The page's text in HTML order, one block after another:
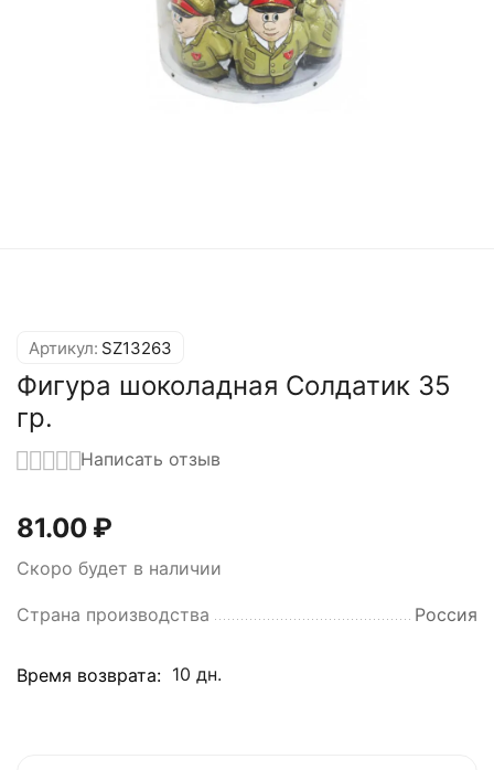
Артикул: SZ13263
Фигура шоколадная Солдатик 35
гр.
Написать отзыв
81.00 ₽
Скоро будет в наличии
Страна производства Россия
Время возврата: 10 дн.